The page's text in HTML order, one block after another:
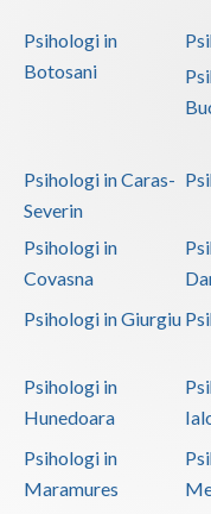
Psihologi in
Botosani
Psihologi in Caras-
Severin
Psihologi in
Covasna
Psihologi in Giurgiu
Psihologi in
Hunedoara
Psihologi in
Maramures